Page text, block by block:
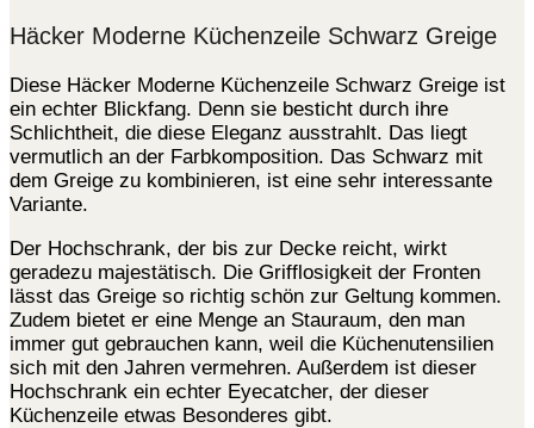
Häcker Moderne Küchenzeile Schwarz Greige
Diese Häcker Moderne Küchenzeile Schwarz Greige ist
ein echter Blickfang. Denn sie besticht durch ihre
Schlichtheit, die diese Eleganz ausstrahlt. Das liegt
vermutlich an der Farbkomposition. Das Schwarz mit
dem Greige zu kombinieren, ist eine sehr interessante
Variante.
Der Hochschrank, der bis zur Decke reicht, wirkt
geradezu majestätisch. Die Grifflosigkeit der Fronten
lässt das Greige so richtig schön zur Geltung kommen.
Zudem bietet er eine Menge an Stauraum, den man
immer gut gebrauchen kann, weil die Küchenutensilien
sich mit den Jahren vermehren. Außerdem ist dieser
Hochschrank ein echter Eyecatcher, der dieser
Küchenzeile etwas Besonderes gibt.